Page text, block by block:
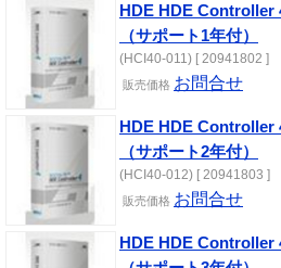
HDE HDE Controller
（サポート1年付）
(HCI40-011) [ 20941802 ]
販売価格 お問合せ
HDE HDE Controller
（サポート2年付）
(HCI40-012) [ 20941803 ]
販売価格 お問合せ
HDE HDE Controller